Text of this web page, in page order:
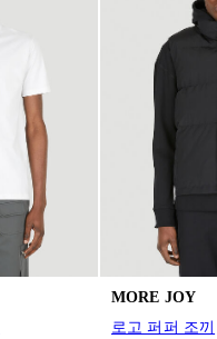
MORE JOY
로고 퍼퍼 조끼